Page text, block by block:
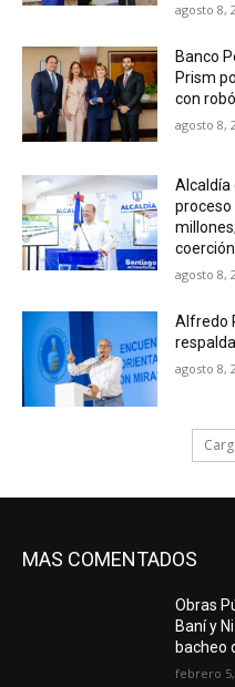
agosto 8,
Banco
Prism
con
agosto 8,
Alcaldía
proceso
coerción
agosto 8,
Alfredo
agosto 8,
MAS COMENTADOS
Obras
Baní y
bacheo
febrero 5,